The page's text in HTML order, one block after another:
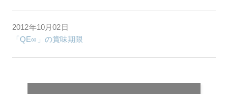
2012年10月02日
「QE∞」の賞味期限